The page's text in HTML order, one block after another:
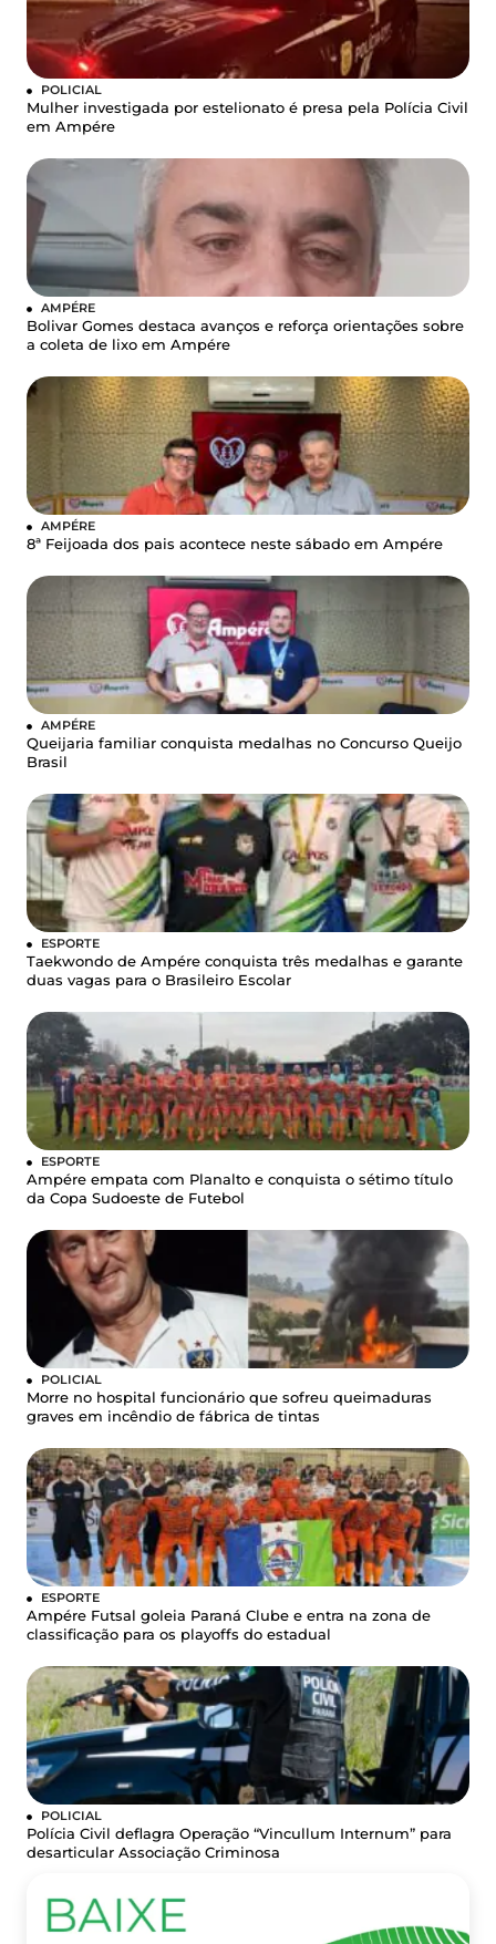
POLICIAL
Mulher investigada por estelionato é presa pela Polícia Civil
em Ampére
AMPÉRE
Bolivar Gomes destaca avanços e reforça orientações sobre
a coleta de lixo em Ampére
AMPÉRE
8ª Feijoada dos pais acontece neste sábado em Ampére
AMPÉRE
Queijaria familiar conquista medalhas no Concurso Queijo
Brasil
ESPORTE
Taekwondo de Ampére conquista três medalhas e garante
duas vagas para o Brasileiro Escolar
ESPORTE
Ampére empata com Planalto e conquista o sétimo título
da Copa Sudoeste de Futebol
POLICIAL
Morre no hospital funcionário que sofreu queimaduras
graves em incêndio de fábrica de tintas
ESPORTE
Ampére Futsal goleia Paraná Clube e entra na zona de
classificação para os playoffs do estadual
POLICIAL
Polícia Civil deflagra Operação “Vincullum Internum” para
desarticular Associação Criminosa